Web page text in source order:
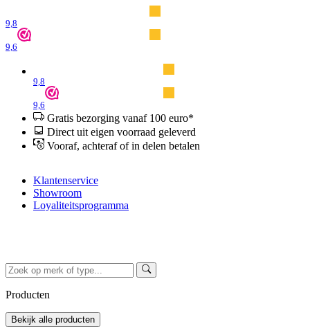
9,8
9,6
9,8
9,6
Gratis bezorging vanaf 100 euro*
Direct uit eigen voorraad geleverd
Vooraf, achteraf of in delen betalen
Klantenservice
Showroom
Loyaliteitsprogramma
Producten